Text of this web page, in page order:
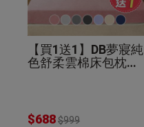
【買1送1】DB夢寢純
色舒柔雲棉床包枕套
$688$999